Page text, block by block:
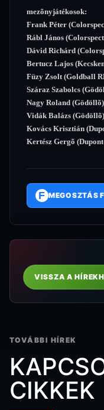
mezõnyjátékosok:
Frank Péter
Rábl János
Dávid Richárd
Bertucz Lajos
Füzy Zsolt (Goldball
Száraz Szabolcs
Nagy Roland (Gödöllõ)
Vidák Balázs (Gödöllõ)
Kovács Krisztián
Kertész Gergõ
F MEGOSZTÁS
VISSZA A
TOVÁBBI HÍREK
CIKKEK